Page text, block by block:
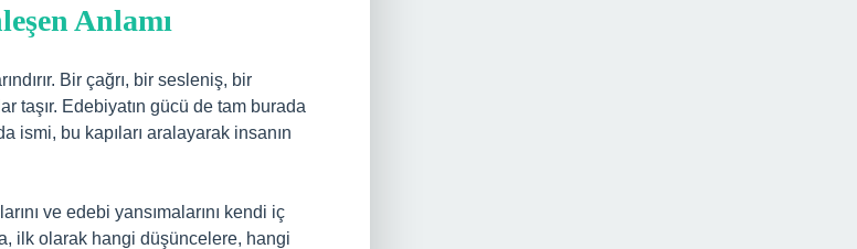
Anlamı
Bir çağrı, bir sesleniş, bir
taşır. Edebiyatın gücü de tam burada
ismi, bu kapıları aralayarak insanın
ve edebi yansımalarını kendi iç
ilk olarak hangi düşüncelere, hangi